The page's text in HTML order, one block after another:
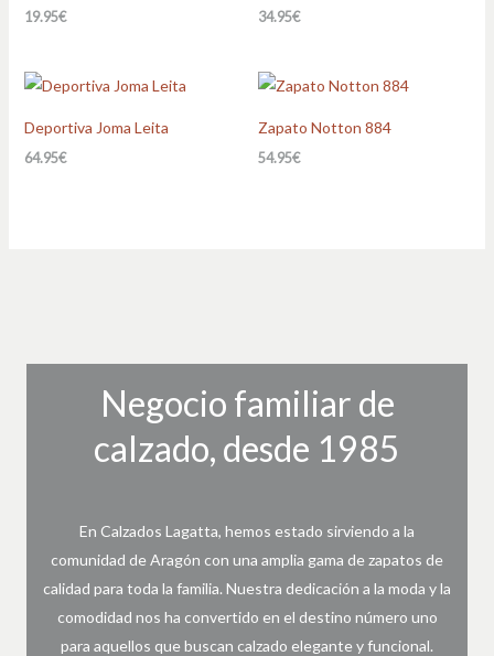
19.95€ 34.95€
Deportiva Joma Leita
64.95€
Zapato Notton 884
54.95€
Negocio familiar de
calzado, desde 1985
En Calzados Lagatta, hemos estado sirviendo a la
comunidad de Aragón con una amplia gama de zapatos de
calidad para toda la familia. Nuestra dedicación a la moda y la
comodidad nos ha convertido en el destino número uno
para aquellos que buscan calzado elegante y funcional.